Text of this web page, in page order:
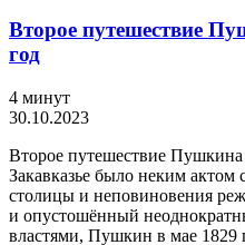
Второе путешествие
год
4 минут
30.10.2023
Второе путешествие Пушкина
Закавказье было неким актом
столицы и неповиновения
и опустошённый
властями, Пушкин в мае 1829